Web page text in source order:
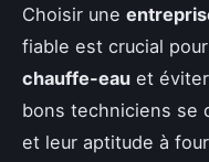
Choisir une
fiable est crucial
chauffe-eau et
bons techniciens se
et leur aptitude à